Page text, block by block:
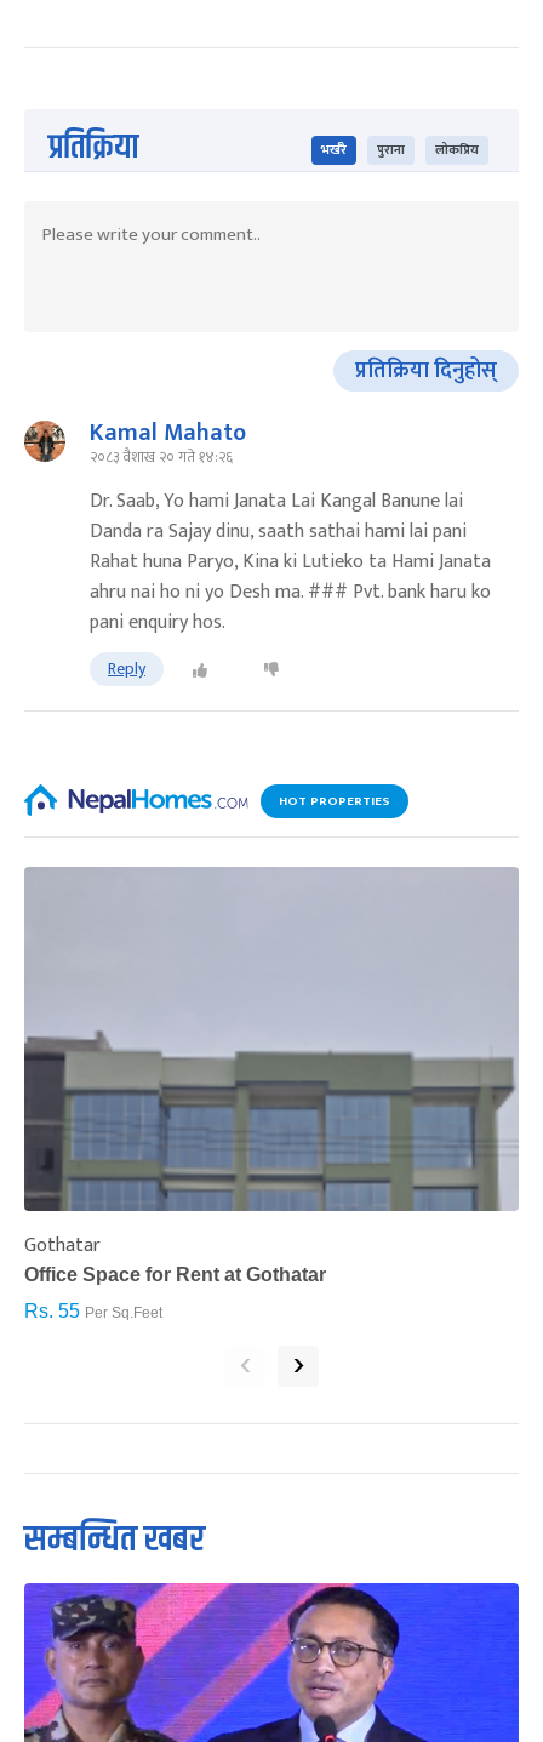
प्रतिक्रिया भर्खरै पुराना लोकप्रिय
प्रतिक्रिया दिनुहोस्
Kamal Mahato
२०८३ वैशाख २० गते १४:२६
Dr. Saab, Yo hami Janata Lai Kangal Banune lai
Danda ra Sajay dinu, saath sathai hami lai pani
Rahat huna Paryo, Kina ki Lutieko ta Hami Janata
ahru nai ho ni yo Desh ma. ### Pvt. bank haru ko
pani enquiry hos.
Reply
HOT PROPERTIES
Gothatar
Office Space for Rent at Gothatar
Rs. 55 Per Sq.Feet
‹ ›
सम्बन्धित खबर